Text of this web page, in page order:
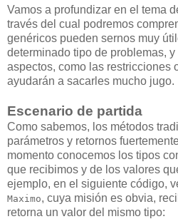
Vamos a profundizar en el tema
través del cual podremos
genéricos pueden sernos muy
determinado tipo de problemas,
aspectos, como las restricciones
ayudarán a sacarles mucho jugo.
Escenario de partida
Como sabemos, los métodos
parámetros y retornos
momento conocemos los tipos
que recibimos y de los valores
ejemplo, en el siguiente código,
Maximo, cuya misión es obvia,
retorna un valor del mismo tipo: